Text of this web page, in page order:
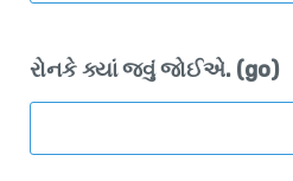
રોનકે ક્યાં જવું જોઈએ. (go)